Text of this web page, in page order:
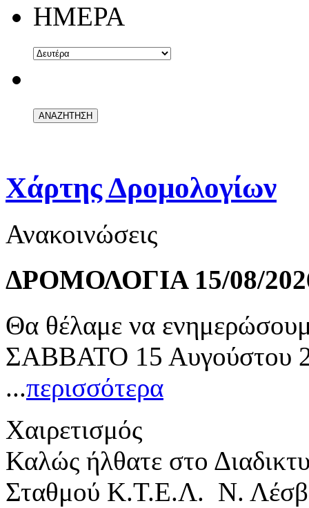
ΗΜΕΡΑ
Χάρτης Δρομολογίων
Ανακοινώσεις
ΔΡΟΜΟΛΟΓΙΑ 15/08/
Θα θέλαμε να
ΣΑΒΒΑΤΟ 15 Αυγούστου
...περισσότερα
Χαιρετισμός
Καλώς ήλθατε στο
Σταθμού Κ.Τ.Ε.Λ. Ν.